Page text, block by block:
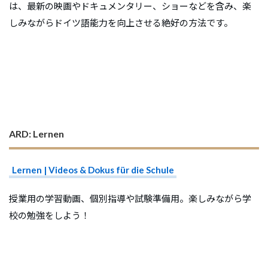
は、最新の映画やドキュメンタリー、ショーなどを含み、楽
しみながらドイツ語能力を向上させる絶好の方法です。
ARD: Lernen
Lernen | Videos & Dokus für die Schule
授業用の学習動画、個別指導や試験準備用。楽しみながら学
校の勉強をしよう！